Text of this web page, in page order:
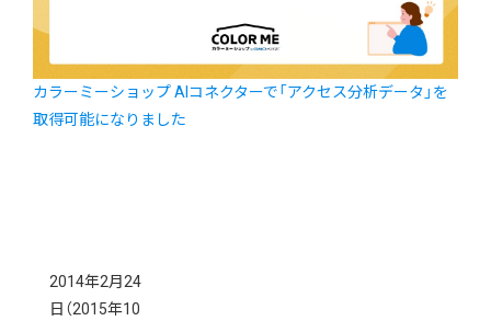
カラーミーショップ AIコネクターで「アクセス分析データ」を
取得可能になりました
2014年2月24
日 （2015年10